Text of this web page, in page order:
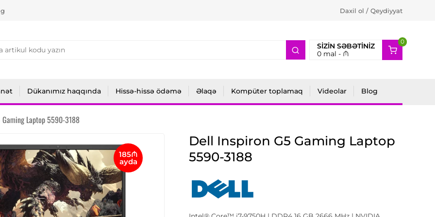
Daxil ol / Qeydiyyat
SIZIN SƏBƏTINIZ
0mal - ₼
0
2
Dükanımız haqqında Hissə-hissə ödəmə Əlaqə Kompüter toplamaq Videolar Blog
Laptop 5590-3188
185₼
ayda
Dell Inspiron G5 Gaming Laptop
5590-3188